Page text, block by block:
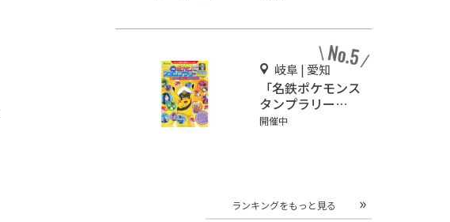
岐阜 | 愛知
「名鉄ポケモンス
タンプラリー
2026」開催
開催中
ランキングをもっと見る